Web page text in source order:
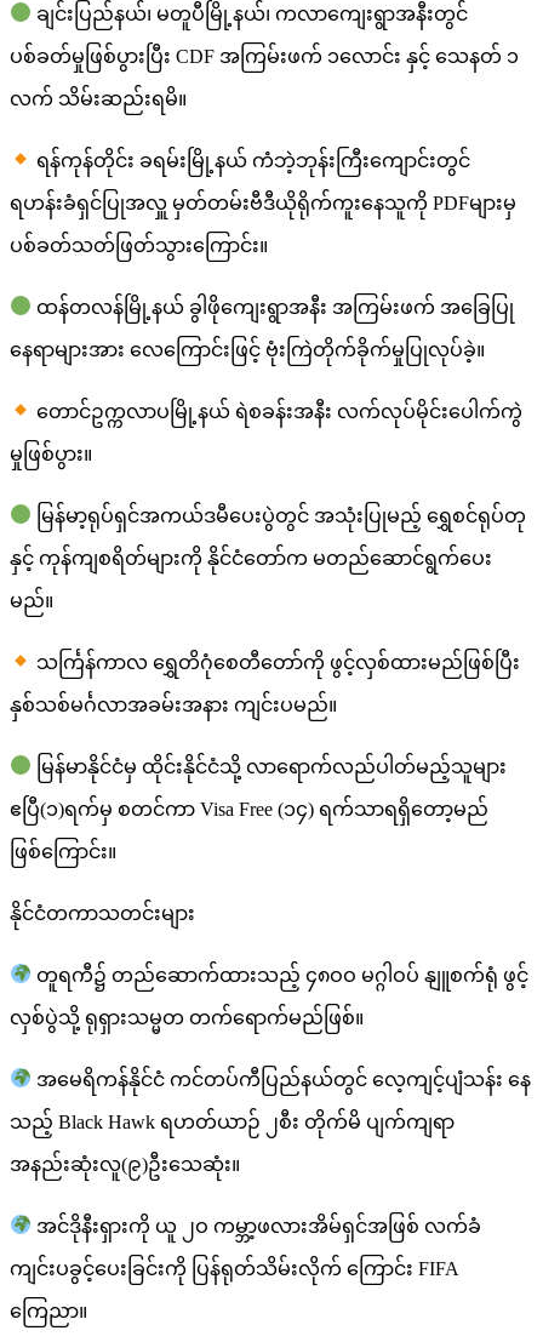
ချင်းပြည်နယ်၊ မတူပီမြို့နယ်၊ ကလာကျေးရွာအနီးတွင်
ပစ်ခတ်မှုဖြစ်ပွားပြီး CDF အကြမ်းဖက် ၁လောင်း နှင့် သေနတ် ၁
လက် သိမ်းဆည်းရမိ။
ရန်ကုန်တိုင်း ခရမ်းမြို့နယ် ကံဘဲ့ဘုန်းကြီးကျောင်းတွင်
ရဟန်းခံရှင်ပြုအလှူ မှတ်တမ်းဗီဒီယိုရိုက်ကူးနေသူကို PDFများမှ
ပစ်ခတ်သတ်ဖြတ်သွားကြောင်း။
ထန်တလန်မြို့နယ် ခွါဖိုကျေးရွာအနီး အကြမ်းဖက် အခြေပြု
နေရာများအား လေကြောင်းဖြင့် ဗုံးကြဲတိုက်ခိုက်မှုပြုလုပ်ခဲ့။
တောင်ဥက္ကလာပမြို့နယ် ရဲစခန်းအနီး လက်လုပ်မိုင်းပေါက်ကွဲ
မှုဖြစ်ပွား။
မြန်မာ့ရုပ်ရှင်အကယ်ဒမီပေးပွဲတွင် အသုံးပြုမည့် ရွှေစင်ရုပ်တု
နှင့် ကုန်ကျစရိတ်များကို နိုင်ငံတော်က မတည်ဆောင်ရွက်ပေး
မည်။
သင်္ကြန်ကာလ ရွှေတိဂုံစေတီတော်ကို ဖွင့်လှစ်ထားမည်ဖြစ်ပြီး
နှစ်သစ်မင်္ဂလာအခမ်းအနား ကျင်းပမည်။
မြန်မာနိုင်ငံမှ ထိုင်းနိုင်ငံသို့ လာရောက်လည်ပါတ်မည့်သူများ
ဧပြီ(၁)ရက်မှ စတင်ကာ Visa Free (၁၄) ရက်သာရရှိတော့မည်
ဖြစ်ကြောင်း။
နိုင်ငံတကာသတင်းများ
တူရကီ၌ တည်ဆောက်ထားသည့် ၄၈ဝဝ မဂ္ဂါဝပ် နျူစက်ရုံ ဖွင့်
လှစ်ပွဲသို့ ရုရှားသမ္မတ တက်ရောက်မည်ဖြစ်။
အမေရိကန်နိုင်ငံ ကင်တပ်ကီပြည်နယ်တွင် လေ့ကျင့်ပျံသန်း နေ
သည့် Black Hawk ရဟတ်ယာဉ် ၂စီး တိုက်မိ ပျက်ကျရာ
အနည်းဆုံးလူ(၉)ဦးသေဆုံး။
အင်ဒိုနီးရှားကို ယူ ၂ဝ ကမ္ဘာ့ဖလားအိမ်ရှင်အဖြစ် လက်ခံ
ကျင်းပခွင့်ပေးခြင်းကို ပြန်ရုတ်သိမ်းလိုက် ကြောင်း FIFA
ကြေညာ။